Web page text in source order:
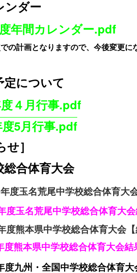
ンダー
年間カレンダー.pdf
の計画となりますので、今後変更に
定について
４月行事.pdf
5月行事.pdf
せ］
合体育大会
度玉名荒尾中学校総合体育
度玉名荒尾中学校総合体育大
度熊本県中学校総合体育大会
度熊本県中学校総合体育大会
度九州・全国中学校総合体育